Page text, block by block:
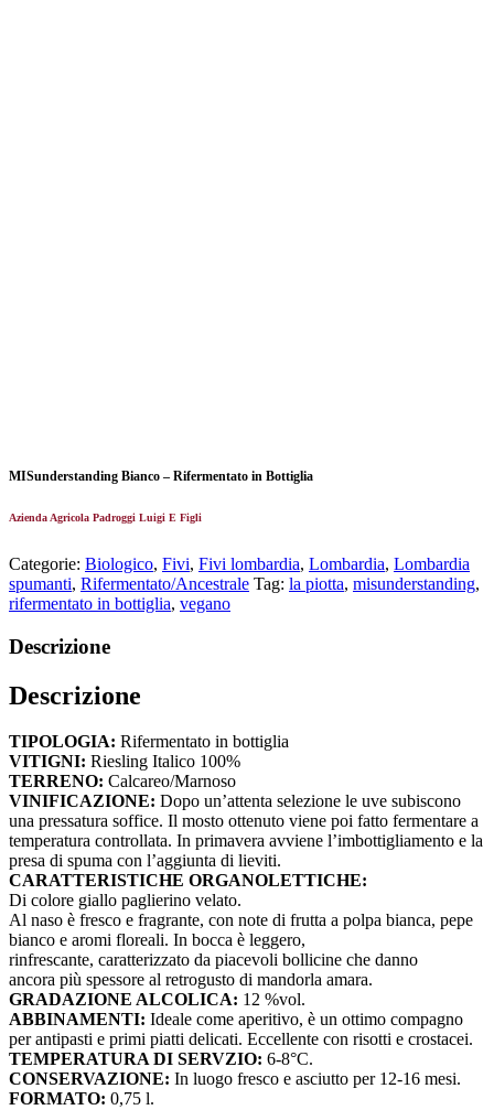
MISunderstanding Bianco – Rifermentato in Bottiglia
Azienda Agricola Padroggi Luigi E Figli
Categorie: Biologico, Fivi, Fivi lombardia, Lombardia, Lombardia
spumanti, Rifermentato/Ancestrale Tag: la piotta, misunderstanding,
rifermentato in bottiglia, vegano
Descrizione
Descrizione
TIPOLOGIA: Rifermentato in bottiglia
VITIGNI: Riesling Italico 100%
TERRENO: Calcareo/Marnoso
VINIFICAZIONE: Dopo un’attenta selezione le uve subiscono
una pressatura soffice. Il mosto ottenuto viene poi fatto fermentare a
temperatura controllata. In primavera avviene l’imbottigliamento e la
presa di spuma con l’aggiunta di lieviti.
CARATTERISTICHE ORGANOLETTICHE:
Di colore giallo paglierino velato.
Al naso è fresco e fragrante, con note di frutta a polpa bianca, pepe
bianco e aromi floreali. In bocca è leggero,
rinfrescante, caratterizzato da piacevoli bollicine che danno
ancora più spessore al retrogusto di mandorla amara.
GRADAZIONE ALCOLICA: 12 %vol.
ABBINAMENTI: Ideale come aperitivo, è un ottimo compagno
per antipasti e primi piatti delicati. Eccellente con risotti e crostacei.
TEMPERATURA DI SERVZIO: 6-8°C.
CONSERVAZIONE: In luogo fresco e asciutto per 12-16 mesi.
FORMATO: 0,75 l.